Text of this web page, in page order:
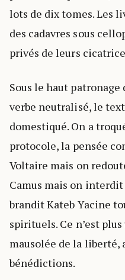
lots de dix tomes. Les
des cadavres sous
privés de leurs
Sous le haut
verbe neutralisé, le
domestiqué. On a
protocole, la pensée
Voltaire mais on
Camus mais on
brandit Kateb Yacine
spirituels. Ce n’est
mausolée de la liberté,
bénédictions.